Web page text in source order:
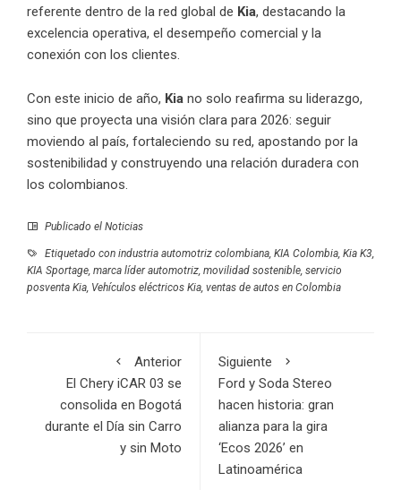
referente dentro de la red global de Kia, destacando la
excelencia operativa, el desempeño comercial y la
conexión con los clientes.
Con este inicio de año, Kia no solo reafirma su liderazgo,
sino que proyecta una visión clara para 2026: seguir
moviendo al país, fortaleciendo su red, apostando por la
sostenibilidad y construyendo una relación duradera con
los colombianos.
Publicado el Noticias
Etiquetado con industria automotriz colombiana, KIA Colombia, Kia K3,
KIA Sportage, marca líder automotriz, movilidad sostenible, servicio
posventa Kia, Vehículos eléctricos Kia, ventas de autos en Colombia
Anterior
El Chery iCAR 03 se
consolida en Bogotá
durante el Día sin Carro
y sin Moto
Siguiente
Ford y Soda Stereo
hacen historia: gran
alianza para la gira
‘Ecos 2026’ en
Latinoamérica